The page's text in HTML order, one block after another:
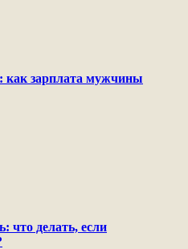
зарплата мужчины
что делать, если